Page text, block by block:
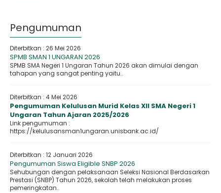
Pengumuman
Diterbitkan : 26 Mei 2026
SPMB SMAN 1 UNGARAN 2026
SPMB SMA Negeri 1 Ungaran Tahun 2026 akan dimulai dengan
tahapan yang sangat penting yaitu..
Diterbitkan : 4 Mei 2026
Pengumuman Kelulusan Murid Kelas XII SMA Negeri 1
Ungaran Tahun Ajaran 2025/2026
Link pengumuman :
https://kelulusansman1ungaran.unisbank.ac.id/
Diterbitkan : 12 Januari 2026
Pengumuman Siswa Eligible SNBP 2026
Sehubungan dengan pelaksanaan Seleksi Nasional Berdasarkan
Prestasi (SNBP) Tahun 2026, sekolah telah melakukan proses
pemeringkatan..